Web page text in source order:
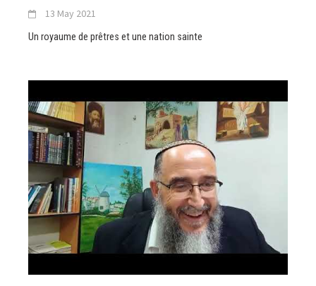
13 May 2021
Un royaume de prêtres et une nation sainte